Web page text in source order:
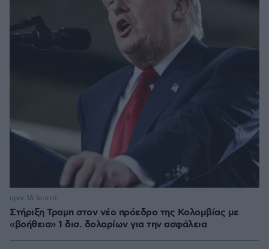
Στήριξη Τραμπ στον νέο πρόεδρο της Κολομβίας με
«βοήθεια» 1 δισ. δολαρίων για την ασφάλεια
πριν 16 λεπτά